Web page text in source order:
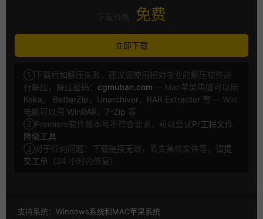
免费
立即下载
①下载后如解压失败，建议您使用相对专业的解压软件进
行解压，解压密码： cgmuban.com -- Mac苹果电脑可以用
Keka ， BetterZip ， Unarchiver， RAR Extractor 等 -- Win
电脑可以用 WinRAR ， 7-Zip 等
②Premiere软件版本号不符合要求，可以尝试Pr工程文件
降级工具
③对于任何问题：下载链接无效，丢失某些文件等，请提
交工单 （24 小时内修复）
支持系统： Windows系统和MAC苹果系统